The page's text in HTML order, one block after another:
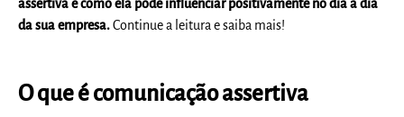
assertiva e como ela pode influenciar positivamente no dia a dia
da sua empresa.Continue a leitura e saiba mais!
O que é comunicação assertiva